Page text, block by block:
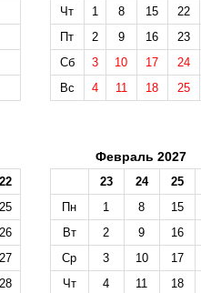
Чт
1 8 15
22
Пт
2 9 16
23
Сб
3 10 17
24
Вс
4 11 18 25
22
25
26
27
28
Февраль 2027
23 24
25
Пн
1 8
15
Вт
2 9
16
Ср
3 10
17
Чт
4 11
18